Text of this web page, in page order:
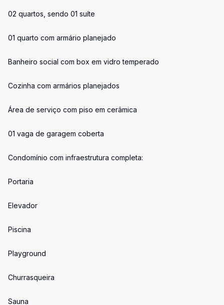
02 quartos, sendo 01 suíte
01 quarto com armário planejado
Banheiro social com box em vidro temperado
Cozinha com armários planejados
Área de serviço com piso em cerâmica
01 vaga de garagem coberta
Condomínio com infraestrutura completa:
Portaria
Elevador
Piscina
Playground
Churrasqueira
Sauna